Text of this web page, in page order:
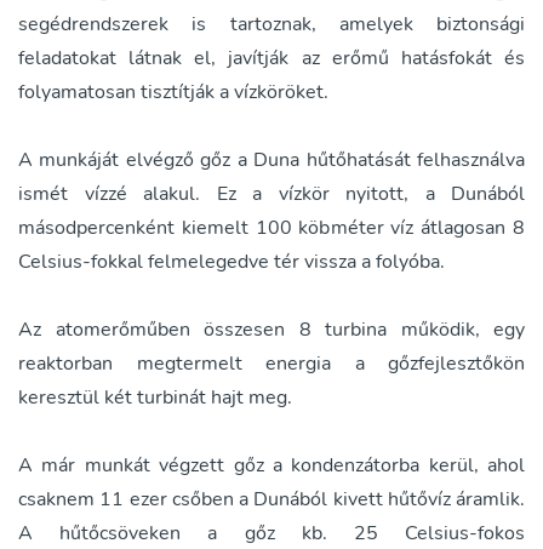
segédrendszerek is tartoznak, amelyek biztonsági
feladatokat látnak el, javítják az erőmű hatásfokát és
folyamatosan tisztítják a vízköröket.
A munkáját elvégző gőz a Duna hűtőhatását felhasználva
ismét vízzé alakul. Ez a vízkör nyitott, a Dunából
másodpercenként kiemelt 100 köbméter víz átlagosan 8
Celsius-fokkal felmelegedve tér vissza a folyóba.
Az atomerőműben összesen 8 turbina működik, egy
reaktorban megtermelt energia a gőzfejlesztőkön
keresztül két turbinát hajt meg.
A már munkát végzett gőz a kondenzátorba kerül, ahol
csaknem 11 ezer csőben a Dunából kivett hűtővíz áramlik.
A hűtőcsöveken a gőz kb. 25 Celsius-fokos